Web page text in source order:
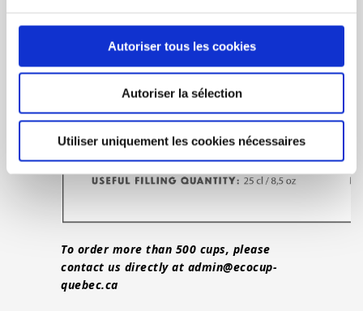
Autoriser tous les cookies
Autoriser la sélection
Utiliser uniquement les cookies nécessaires
To order more than 500 cups, please
contact us directly at admin@ecocup-
quebec.ca